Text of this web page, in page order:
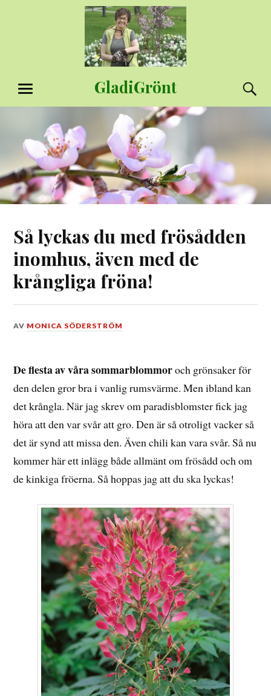
GladiGrönt
MENY
Så lyckas du med frösådden
inomhus, även med de
krångliga fröna!
DEN
2019
AV MONICA SÖDERSTRÖM
De flesta av våra sommarblommoroch grönsaker för
den delen gror bra i vanlig rumsvärme. Men ibland kan
det krångla. När jag skrev om paradisblomster fick jag
höra att den var svår att gro. Den är så otroligt vacker så
det är synd att missa den. Även chili kan vara svår. Så nu
kommer här ett inlägg både allmänt om frösådd och om
de kinkiga fröerna. Så hoppas jag att du ska lyckas!